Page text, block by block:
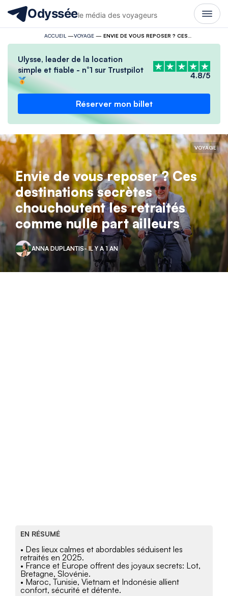
Odysséele média des voyageurs
ACCUEIL —VOYAGE—
Ulysse, leader de la location
simple et fiable - n°1 sur Trustpilot
4.8/5
Réserver mon billet
VOYAGE
Envie de vous reposer ? Ces
destinations secrètes
chouchoutent les retraités
comme nulle part ailleurs
ANNA DUPLANTIS- IL Y A 1 AN
EN RÉSUMÉ
• Des lieux calmes et abordables séduisent les
retraités en 2025.
• France et Europe offrent des joyaux secrets: Lot,
Bretagne, Slovénie.
• Maroc, Tunisie, Vietnam et Indonésie allient
confort, sécurité et détente.